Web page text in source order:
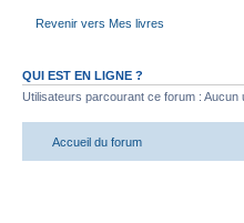
Revenir vers Mes livres
QUI EST EN LIGNE ?
Utilisateurs parcourant ce forum : Aucun
Accueil du forum